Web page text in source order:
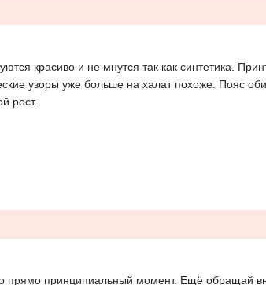
красиво и не мнутся так как синтетика.
узоры уже больше на халат похоже. Пояс
рост.
прямо принципиальный момент. Ещё обращай